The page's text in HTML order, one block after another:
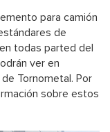
para camión
de
todas parted del
ver en
Tornometal. Por
sobre estos